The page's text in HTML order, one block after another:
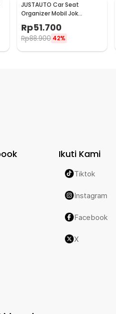
JUSTAUTO Car Seat
Organizer Mobil Jok
Barang Tisu - Z-354
Rp51.700
Rp88.900 42%
Ikuti Kami
Tiktok
Instagram
Facebook
X